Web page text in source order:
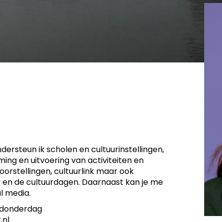
ik scholen en cultuurinstellingen,
en uitvoering van activiteiten en
cultuurlink maar ook
de cultuurdagen. Daarnaast kan je me
media.